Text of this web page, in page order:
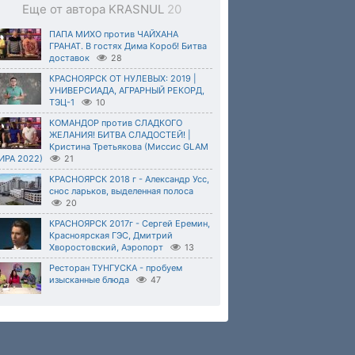
Еще от автора KRASNUL 20
ПАПА МИХО против ЧАЙХАНА
ГРАНАТ. В гостях Дима Короб! Битва
доставок
28
КРАСНОЯРСК ОТ НУЛЕВЫХ: 2019 |
УНИВЕРСИАДА, АГРАРНЫЙ РЕКОРД,
ТЭЦ-1
10
КОМАНДОР против СЛАДКОГО
ЖЕЛАНИЯ! БИТВА СЛАДОСТЕЙ! |
Кристина Третьякова (Миссис GLAM
2022)
21
КРАСНОЯРСК 2018 г - Александр Усс,
снос ларьков, выделенная полоса
20
КРАСНОЯРСК 2017г - Сергей Еремин,
Красноярская ГЭС, Дмитрий
Хворостовский, Аэропорт
13
Ресторан ТУНГУСКА - пробуем
изысканные блюда
47